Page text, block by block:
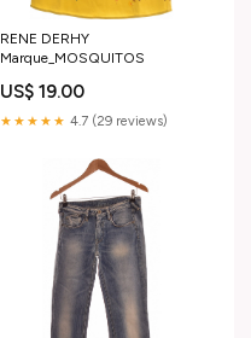
RENE DERHY
Marque_MOSQUITOS
US$ 19.00
★★★★★ 4.7 (29 reviews)